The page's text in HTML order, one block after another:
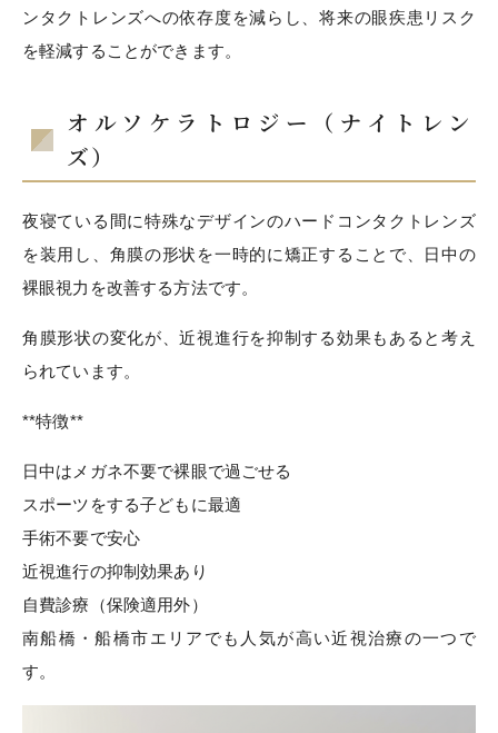
ンタクトレンズへの依存度を減らし、将来の眼疾患リスク
を軽減することができます。
オルソケラトロジー（ナイトレン
ズ）
夜寝ている間に特殊なデザインのハードコンタクトレンズ
を装用し、角膜の形状を一時的に矯正することで、日中の
裸眼視力を改善する方法です。
角膜形状の変化が、近視進行を抑制する効果もあると考え
られています。
**特徴**
日中はメガネ不要で裸眼で過ごせる
スポーツをする子どもに最適
手術不要で安心
近視進行の抑制効果あり
自費診療（保険適用外）
南船橋・船橋市エリアでも人気が高い近視治療の一つで
す。